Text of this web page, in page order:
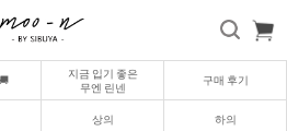
지금 입기 좋은
무엔 린넨
구매 후기
상의 하의